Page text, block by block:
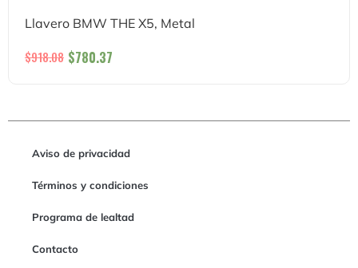
Llavero BMW THE X5, Metal
$918.08 $780.37
Aviso de privacidad
Términos y condiciones
Programa de lealtad
Contacto